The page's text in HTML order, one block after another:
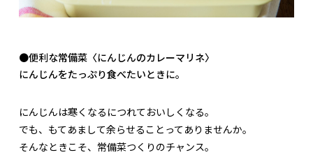
●便利な常備菜〈にんじんのカレーマリネ〉
にんじんをたっぷり食べたいときに。
にんじんは寒くなるにつれておいしくなる。
でも、もてあまして余らせることってありませんか。
そんなときこそ、常備菜つくりのチャンス。